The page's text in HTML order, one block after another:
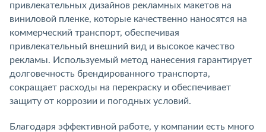
привлекательных дизайнов рекламных макетов на
виниловой пленке, которые качественно наносятся на
коммерческий транспорт, обеспечивая
привлекательный внешний вид и высокое качество
рекламы. Используемый метод нанесения гарантирует
долговечность брендированного транспорта,
сокращает расходы на перекраску и обеспечивает
защиту от коррозии и погодных условий.
Благодаря эффективной работе, у компании есть много